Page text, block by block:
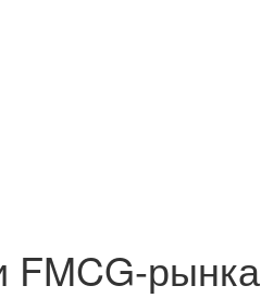
FMCG-рынка